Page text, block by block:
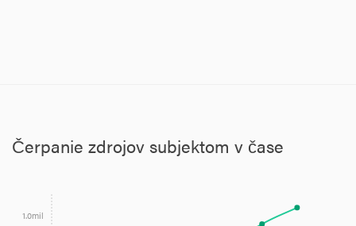
Čerpanie zdrojov subjektom v čase
1.0mil